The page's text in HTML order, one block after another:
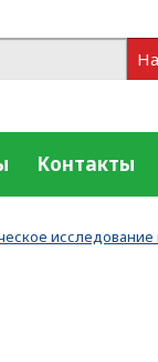
Контакты
исследование